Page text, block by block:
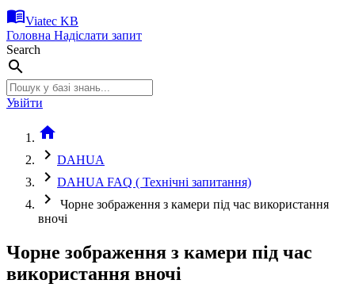
menu_bookViatec KB
Головна Надіслати запит
Search
search
Увійти
home
chevron_right DAHUA
chevron_right DAHUA FAQ ( Технічні запитання)
chevron_right
Чорне зображення з камери під час використання
вночі
Чорне зображення з камери під час
використання вночі